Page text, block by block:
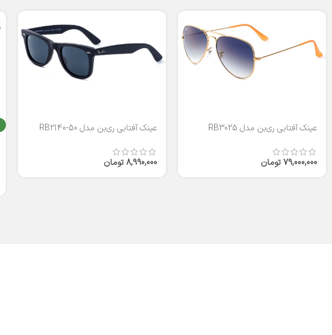
عینک آفتابی ری‌بن مدل RB3025
79,000,000تومان
عینک آفتابی ری‌بن مدل RB2140-50
8,990,000 تومان